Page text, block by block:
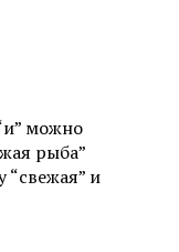
можно
рыба”
“свежая” и